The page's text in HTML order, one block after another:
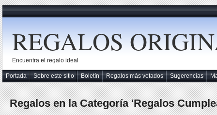
REGALOS
Encuentra el regalo ideal
Portada Sobre este sitio Boletín Regalos más votados Sugerencias
Regalos en la Categoría 'Regalos